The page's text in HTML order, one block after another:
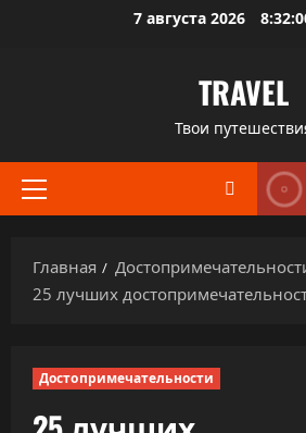
7 августа 2026
TRAVEL
Твои
Основное
Главная
25 лучших
Достопримечательности